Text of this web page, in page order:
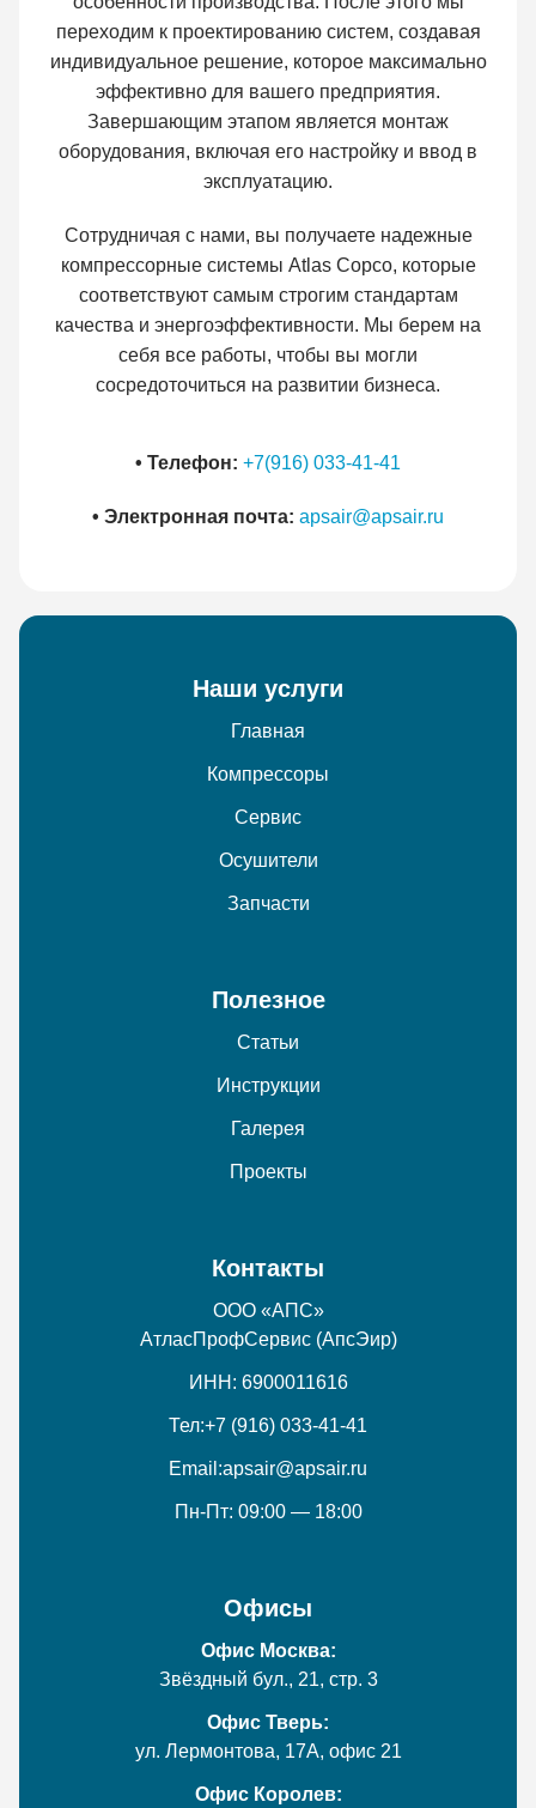
переходим к проектированию систем, создавая
индивидуальное решение, которое максимально
эффективно для вашего предприятия.
Завершающим этапом является монтаж
оборудования, включая его настройку и ввод в
эксплуатацию.
Сотрудничая с нами, вы получаете надежные
компрессорные системы Atlas Copco, которые
соответствуют самым строгим стандартам
качества и энергоэффективности. Мы берем на
себя все работы, чтобы вы могли
сосредоточиться на развитии бизнеса.
• Телефон: +7(916) 033-41-41
• Электронная почта: apsair@apsair.ru
Наши услуги
Главная
Компрессоры
Сервис
Осушители
Запчасти
Полезное
Статьи
Инструкции
Галерея
Проекты
Контакты
ООО «АПС»
АтласПрофСервис (АпсЭир)
ИНН: 6900011616
Тел:+7 (916) 033-41-41
Email:apsair@apsair.ru
Пн-Пт: 09:00 — 18:00
Офисы
Офис Москва:
Звёздный бул., 21, стр. 3
Офис Тверь:
ул. Лермонтова, 17А, офис 21
Офис Королев: